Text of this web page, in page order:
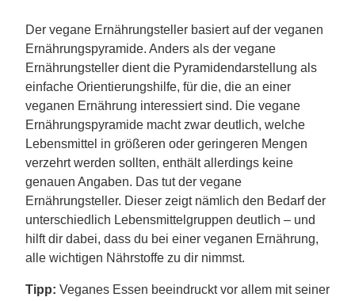
Der vegane Ernährungsteller basiert auf der veganen
Ernährungspyramide. Anders als der vegane
Ernährungsteller dient die Pyramidendarstellung als
einfache Orientierungshilfe, für die, die an einer
veganen Ernährung interessiert sind. Die vegane
Ernährungspyramide macht zwar deutlich, welche
Lebensmittel in größeren oder geringeren Mengen
verzehrt werden sollten, enthält allerdings keine
genauen Angaben. Das tut der vegane
Ernährungsteller. Dieser zeigt nämlich den Bedarf der
unterschiedlich Lebensmittelgruppen deutlich – und
hilft dir dabei, dass du bei einer veganen Ernährung,
alle wichtigen Nährstoffe zu dir nimmst.
Tipp: Veganes Essen beeindruckt vor allem mit seiner